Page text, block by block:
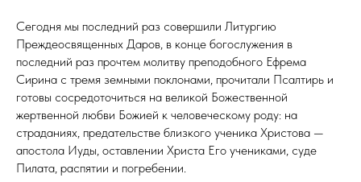
Сегодня мы последний раз совершили Литургию
Преждеосвященных Даров, в конце богослужения в
последний раз прочтем молитву преподобного Ефрема
Сирина с тремя земными поклонами, прочитали Псалтирь и
готовы сосредоточиться на великой Божественной
жертвенной любви Божией к человеческому роду: на
страданиях, предательстве близкого ученика Христова —
апостола Иуды, оставлении Христа Его учениками, суде
Пилата, распятии и погребении.